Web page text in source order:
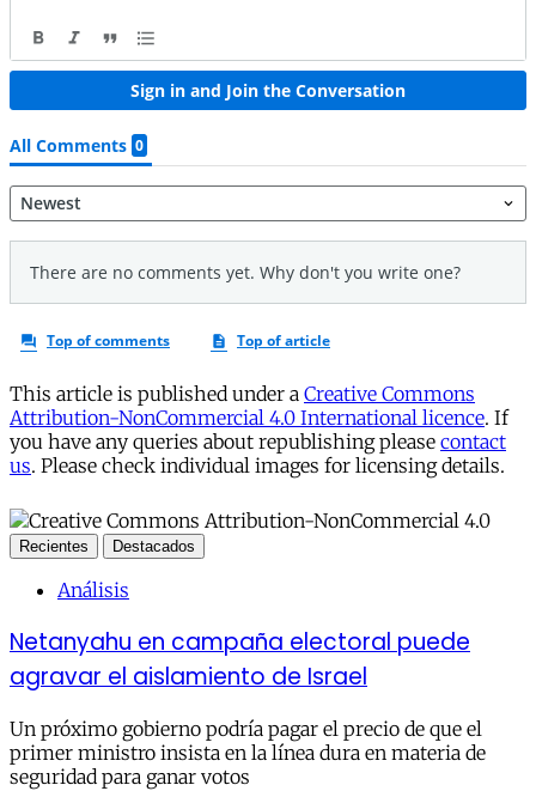
This article is published under a Creative Commons
Attribution-NonCommercial 4.0 International licence. If
you have any queries about republishing please contact
us. Please check individual images for licensing details.
Recientes Destacados
Análisis
Netanyahu en campaña electoral puede
agravar el aislamiento de Israel
Un próximo gobierno podría pagar el precio de que el
primer ministro insista en la línea dura en materia de
seguridad para ganar votos